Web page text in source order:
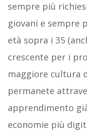
sempre più
giovani e sempre
età sopra i 35
crescente per i
maggiore cultura
permanete
apprendimento
economie più